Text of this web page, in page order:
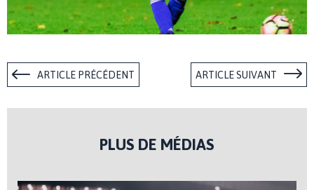
ARTICLE PRÉCÉDENT ARTICLE SUIVANT
PLUS DE MÉDIAS